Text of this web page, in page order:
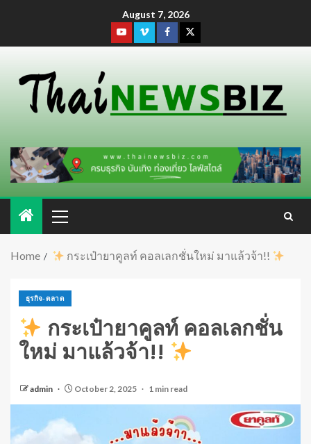
August 7, 2026
Home กระเป๋ายาคูลท์ คอลเลกชั่นใหม่ มาแล้วจ้า!!
ธุรกิจ-ตลาด
กระเป๋ายาคูลท์ คอลเลกชั่น
ใหม่ มาแล้วจ้า!!
admin October 2, 2025 1 min read